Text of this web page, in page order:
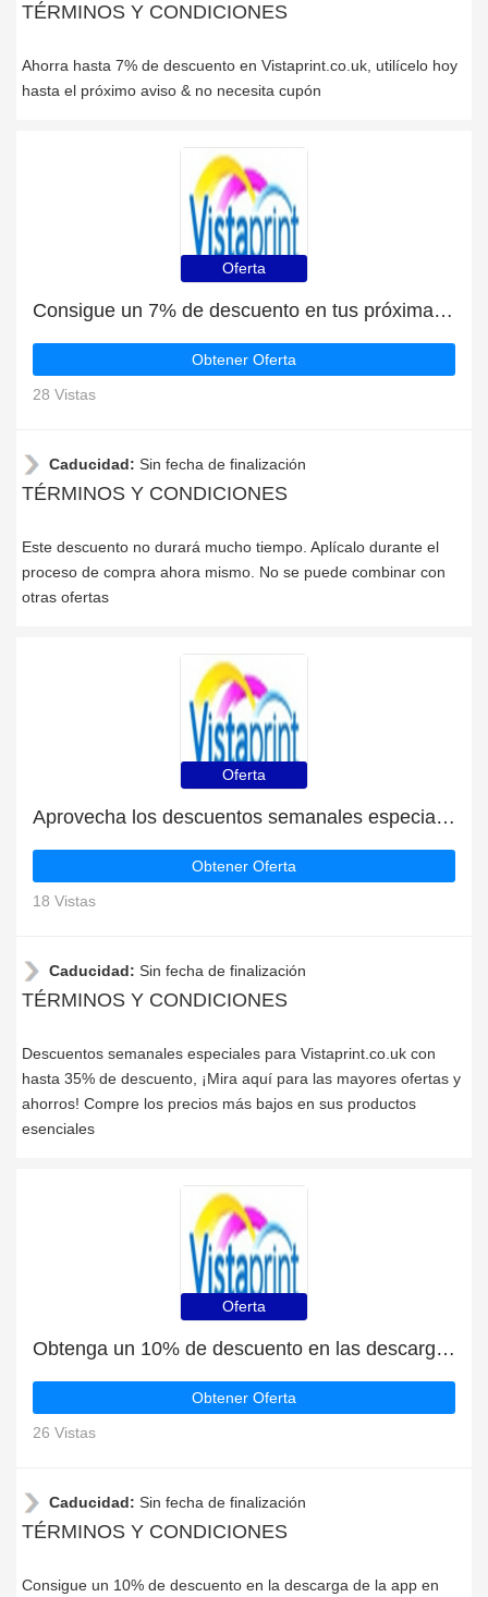
TÉRMINOS Y CONDICIONES
Ahorra hasta 7% de descuento en Vistaprint.co.uk, utilícelo hoy
hasta el próximo aviso & no necesita cupón
Oferta
Consigue un 7% de descuento en tus próximas compras en Vistaprint.co.uk
Obtener Oferta
28 Vistas
Caducidad: Sin fecha de finalización
TÉRMINOS Y CONDICIONES
Este descuento no durará mucho tiempo. Aplícalo durante el
proceso de compra ahora mismo. No se puede combinar con
otras ofertas
Oferta
Aprovecha los descuentos semanales especiales
Obtener Oferta
18 Vistas
Caducidad: Sin fecha de finalización
TÉRMINOS Y CONDICIONES
Descuentos semanales especiales para Vistaprint.co.uk con
hasta 35% de descuento, ¡Mira aquí para las mayores ofertas y
ahorros! Compre los precios más bajos en sus productos
esenciales
Oferta
Obtenga un 10% de descuento en las descargas de la aplicación Vistaprint.co.uk
Obtener Oferta
26 Vistas
Caducidad: Sin fecha de finalización
TÉRMINOS Y CONDICIONES
Consigue un 10% de descuento en la descarga de la app en